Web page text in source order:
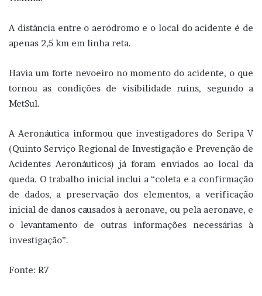
A distância entre o aeródromo e o local do acidente é de
apenas 2,5 km em linha reta.
Havia um forte nevoeiro no momento do acidente, o que
tornou as condições de visibilidade ruins, segundo a
MetSul.
A Aeronáutica informou que investigadores do Seripa V
(Quinto Serviço Regional de Investigação e Prevenção de
Acidentes Aeronáuticos) já foram enviados ao local da
queda. O trabalho inicial inclui a “coleta e a confirmação
de dados, a preservação dos elementos, a verificação
inicial de danos causados à aeronave, ou pela aeronave, e
o levantamento de outras informações necessárias à
investigação”.
Fonte: R7